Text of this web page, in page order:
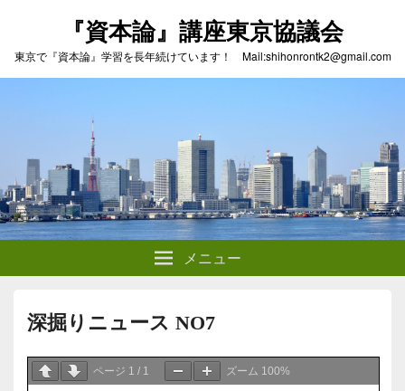
『資本論』講座東京協議会
東京で『資本論』学習を長年続けています！ Mail:shihonrontk2@gmail.com
メニュー
深掘りニュース NO7
ページ 1 / 1 ズーム 100%